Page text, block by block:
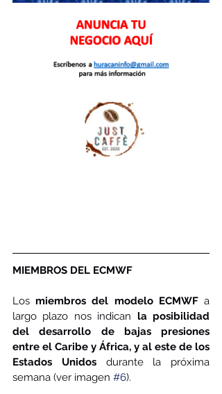
MIEMBROS DEL ECMWF
Los miembros del modelo ECMWF a
largo plazo nos indican la posibilidad
del desarrollo de bajas presiones
entre el Caribe y África, y al este de los
Estados Unidos durante la próxima
semana (ver imagen #6).